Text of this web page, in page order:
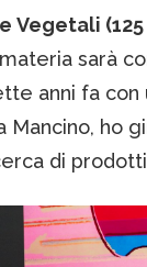
Vegetali
sarà
anni fa
Mancino, ho
di